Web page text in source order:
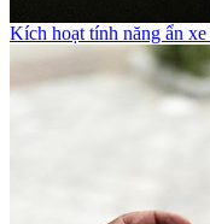
Kích hoạt tính năng ẩn